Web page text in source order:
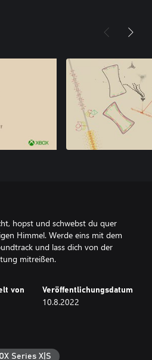
hopst und schwebst du quer
Himmel. Werde eins mit dem
und lass dich von der
mitreißen.
von Veröffentlichungsdatum
10.8.2022
Series X|S